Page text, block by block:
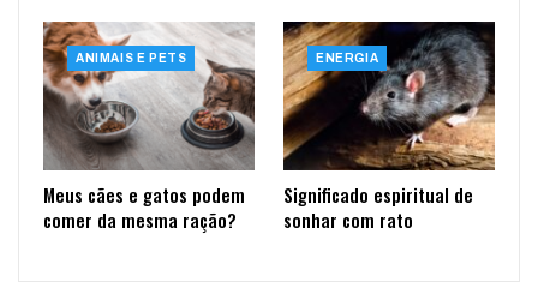
ANIMAIS E PETS
Meus cães e gatos podem
comer da mesma ração?
ENERGIA
Significado espiritual de
sonhar com rato